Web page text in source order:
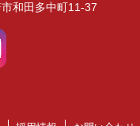
和田多中町11-37